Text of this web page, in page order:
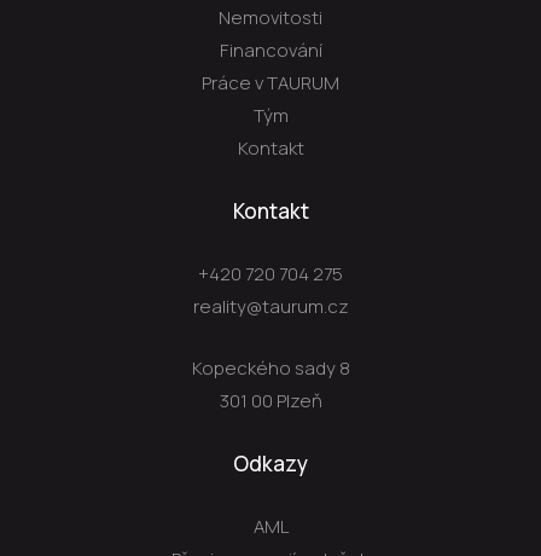
Nemovitosti
Financování
Práce v TAURUM
Tým
Kontakt
Kontakt
+420 720 704 275
reality@taurum.cz
Kopeckého sady 8
301 00 Plzeň
Odkazy
AML